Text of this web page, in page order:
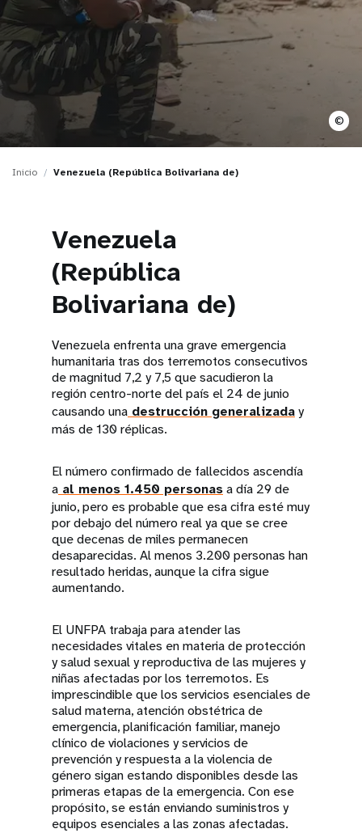
t
i
o
n
©
Inicio Venezuela (República Bolivariana de)
Venezuela
(República
Bolivariana de)
Venezuela enfrenta una grave emergencia
humanitaria tras dos terremotos consecutivos
de magnitud 7,2 y 7,5 que sacudieron la
región centro-norte del país el 24 de junio
causando una destrucción generalizaday
más de 130 réplicas.
El número confirmado de fallecidos ascendía
a al menos 1.450 personasa día 29 de
junio, pero es probable que esa cifra esté muy
por debajo del número real ya que se cree
que decenas de miles permanecen
desaparecidas. Al menos 3.200 personas han
resultado heridas, aunque la cifra sigue
aumentando.
El UNFPA trabaja para atender las
necesidades vitales en materia de protección
y salud sexual y reproductiva de las mujeres y
niñas afectadas por los terremotos. Es
imprescindible que los servicios esenciales de
salud materna, atención obstétrica de
emergencia, planificación familiar, manejo
clínico de violaciones y servicios de
prevención y respuesta a la violencia de
género sigan estando disponibles desde las
primeras etapas de la emergencia. Con ese
propósito, se están enviando suministros y
equipos esenciales a las zonas afectadas.